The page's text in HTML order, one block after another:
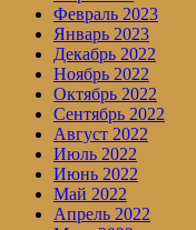
Февраль 2023
Январь 2023
Декабрь 2022
Ноябрь 2022
Октябрь 2022
Сентябрь 2022
Август 2022
Июль 2022
Июнь 2022
Май 2022
Апрель 2022